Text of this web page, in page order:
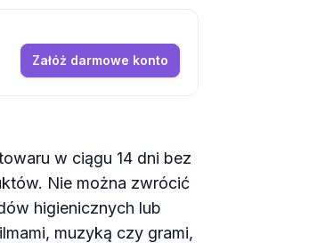
Załóż darmowe konto
w ciągu 14 dni bez
Nie można zwrócić
higienicznych lub
muzyką czy grami,